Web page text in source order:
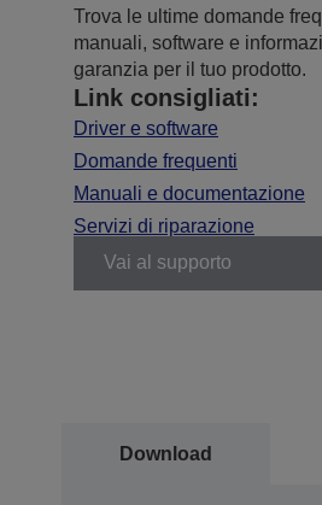
Trova le ultime domande
manuali, software e
garanzia per il tuo prodotto.
Link consigliati:
Driver e software
Domande frequenti
Manuali e documentazione
Servizi di riparazione
Vai al supporto
Download